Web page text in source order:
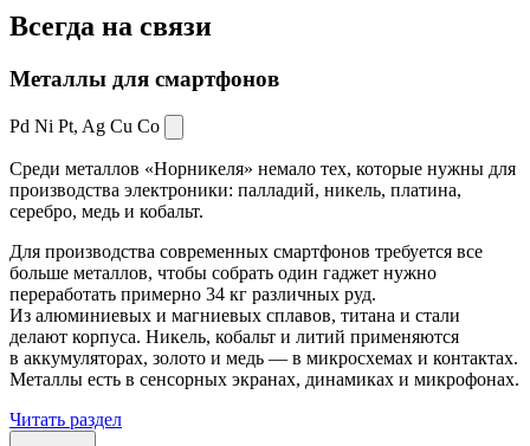
Всегда на связи
Металлы для смартфонов
Pd Ni Pt, Ag Cu Co
Среди металлов «Норникеля» немало тех, которые нужны для
производства электроники: палладий, никель, платина,
серебро, медь и кобальт.
Для производства современных смартфонов требуется все
больше металлов, чтобы собрать один гаджет нужно
переработать примерно 34 кг различных руд.
Из алюминиевых и магниевых сплавов, титана и стали
делают корпуса. Никель, кобальт и литий применяются
в аккумуляторах, золото и медь — в микросхемах и контактах.
Металлы есть в сенсорных экранах, динамиках и микрофонах.
Читать раздел